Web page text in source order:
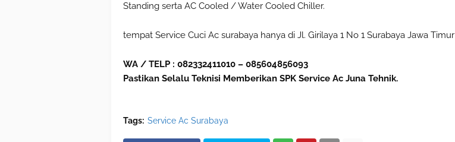
Standing serta AC Cooled / Water Cooled Chiller.
tempat Service Cuci Ac surabaya hanya di Jl. Girilaya 1 No 1 Surabaya Jawa Timur
WA / TELP : 082332411010 – 085604856093
Pastikan Selalu Teknisi Memberikan SPK Service Ac Juna Tehnik.
Tags: Service Ac Surabaya